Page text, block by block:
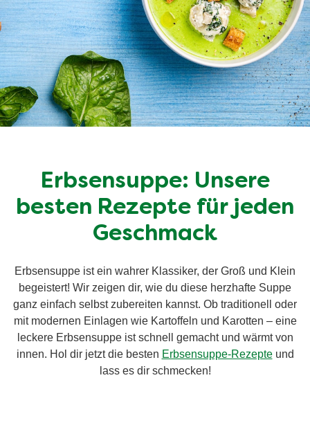
Erbsensuppe: Unsere
besten Rezepte für jeden
Geschmack
Erbsensuppe ist ein wahrer Klassiker, der Groß und Klein
begeistert! Wir zeigen dir, wie du diese herzhafte Suppe
ganz einfach selbst zubereiten kannst. Ob traditionell oder
mit modernen Einlagen wie Kartoffeln und Karotten – eine
leckere Erbsensuppe ist schnell gemacht und wärmt von
innen. Hol dir jetzt die besten Erbsensuppe-Rezepteund
lass es dir schmecken!